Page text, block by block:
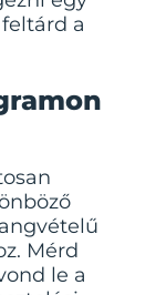
a
Mérd
le a